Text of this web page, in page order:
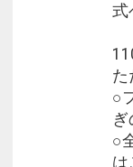
≪ルーム清掃の
追加清掃は有
それ以外はタ
ます（ドアノブ
式
た
○
○
は